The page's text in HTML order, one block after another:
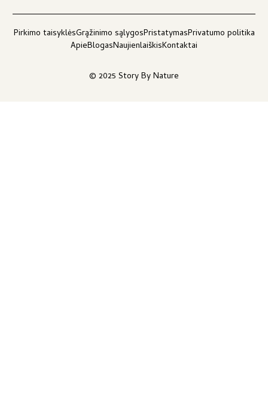
© 2025 Story By Nature
Pirkimo taisyklėsGrąžinimo sąlygosPristatymasPrivatumo politika
ApieBlogasNaujienlaiškisKontaktai